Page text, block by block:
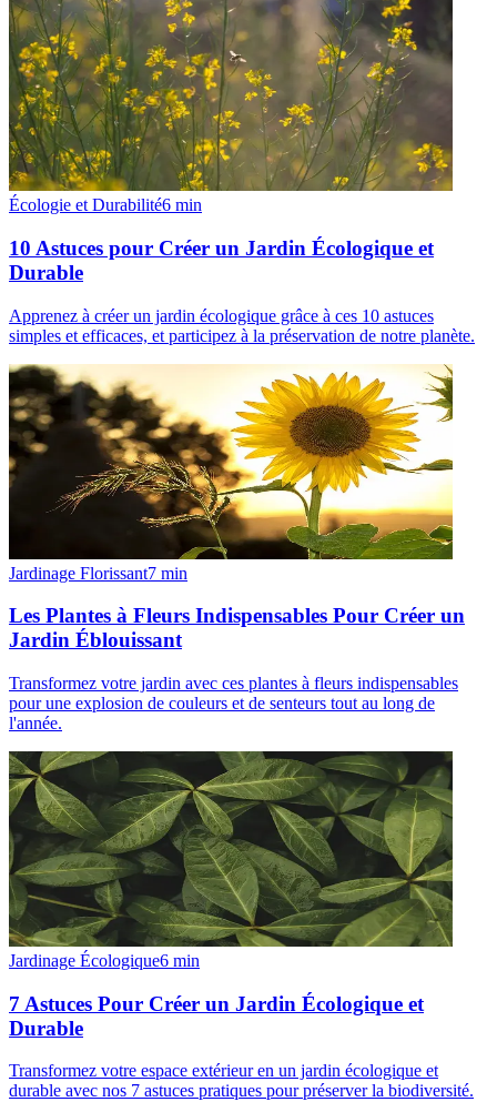
Écologie et Durabilité6 min
10 Astuces pour Créer un Jardin Écologique et
Durable
Apprenez à créer un jardin écologique grâce à ces 10 astuces
simples et efficaces, et participez à la préservation de notre planète.
Jardinage Florissant7 min
Les Plantes à Fleurs Indispensables Pour Créer un
Jardin Éblouissant
Transformez votre jardin avec ces plantes à fleurs indispensables
pour une explosion de couleurs et de senteurs tout au long de
l'année.
Jardinage Écologique6 min
7 Astuces Pour Créer un Jardin Écologique et
Durable
Transformez votre espace extérieur en un jardin écologique et
durable avec nos 7 astuces pratiques pour préserver la biodiversité.